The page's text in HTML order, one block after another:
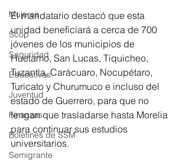
Mujeres
Scop
Seguridad
Educativas
Juventud
Finanzas
Boletines de SSM
Semigrante
El mandatario destacó que esta
unidad beneficiará a cerca de 700
jóvenes de los municipios de
Huetamo, San Lucas, Tiquicheo,
Tuzantla, Carácuaro, Nocupétaro,
Turicato y Churumuco e incluso del
estado de Guerrero, para que no
tengan que trasladarse hasta Morelia
para continuar sus estudios
universitarios.